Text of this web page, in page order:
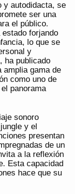
y autodidacta, se
ser una
el público.
forjando
lo que se
y
ha publicado
amplia gama de
como uno de
panorama
sonoro
y el
presentan
de un
a la reflexión
Esta capacidad
hace que su